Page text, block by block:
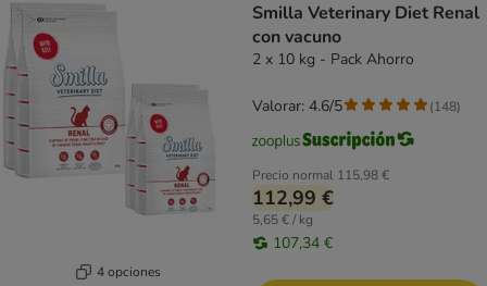
4 opciones
Smilla Veterinary Diet Renal
con vacuno
2 x 10 kg - Pack Ahorro
Precio normal 115,98 €
112,99 €
5,65 € / kg
107,34 €
Valorar: 4.6/5 (148)